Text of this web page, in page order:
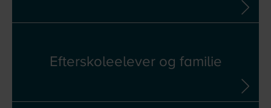
Efterskoleelever og familie